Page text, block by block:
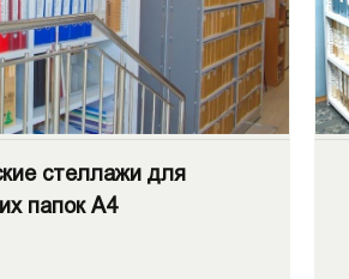
стеллажи для
папок А4